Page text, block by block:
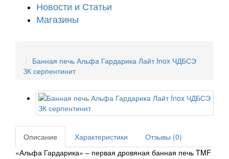
Новости и Статьи
Магазины
Банная печь Альфа Гардарика Лайт Inox ЧДБСЭ
ЗК серпентинит
Описание Характеристики
Отзывы (0)
«Альфа Гардарика» – первая дровяная банная печь TMF